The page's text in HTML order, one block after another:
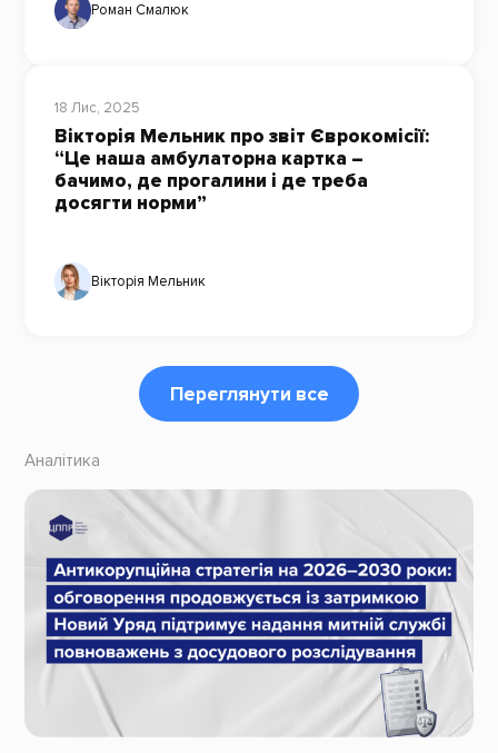
Роман Смалюк
18 Лис, 2025
Вікторія Мельник про звіт Єврокомісії:
“Це наша амбулаторна картка –
бачимо, де прогалини і де треба
досягти норми”
Вікторія Мельник
Переглянути все
Аналітика